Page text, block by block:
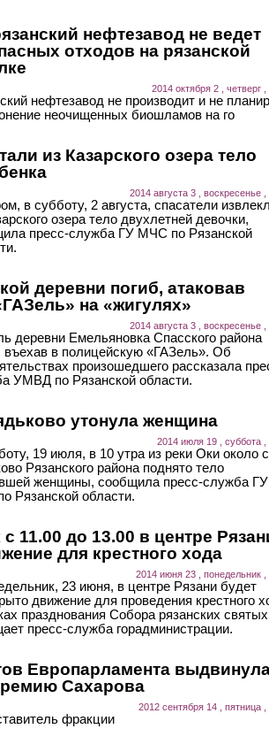
нефтезавод не ведет
отходов на рязанской
2014 октября 2 , четверг
нефтезавод не производит и не
неочищенных биошламов на го
из Казарского озера тело
2014 августа 3 , воскресенье ,
в субботу, 2 августа, спасатели
озера тело двухлетней девочки,
пресс-служба ГУ МЧС по Рязанской
деревни погиб, атаковав
на «жигулях»
2014 августа 3 , воскресенье ,
деревни Емельяновка Спасского района
въехав в полицейскую «ГАЗель». Об
произошедшего рассказала
УМВД по Рязанской области.
утонула женщина
2014 июля 19 , суббота ,
19 июля, в 10 утра из реки Оки около
Рязанского района поднято тело
женщины, сообщила пресс-служба ГУ
Рязанской области.
11.00 до 13.00 в центре
для крестного хода
2014 июня 23 , понедельник ,
23 июня, в центре Рязани будет
движение для проведения крестного
празднования Собора рязанских
пресс-служба горадминистрации.
Европарламента
Сахарова
2012 сентября 14 , пятница ,
фракции